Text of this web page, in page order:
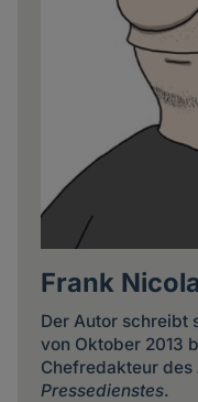
Frank
Der Autor schreibt
von Oktober 2013
Chefredakteur des
Pressedienstes.